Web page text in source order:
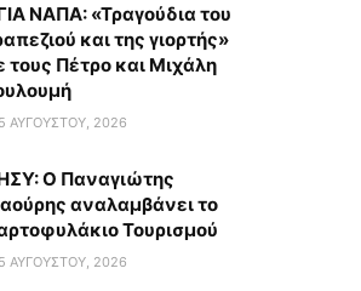
ΝΑΠΑ: «Τραγούδια του
και της γιορτής»
τους Πέτρο και Μιχάλη
ΑΥΓΟΎΣΤΟΥ, 2026
Ο Παναγιώτης
αναλαμβάνει το
Τουρισμού
ΑΥΓΟΎΣΤΟΥ, 2026